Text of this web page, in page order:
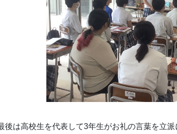
後は高校生を代表して3年生がお礼の言葉を立派